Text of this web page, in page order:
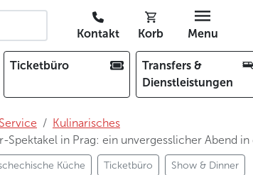
Kontakt Korb Menu
Ticketbüro
Transfers &
Dienstleistungen
Kulinarisches
in Prag: ein unvergesslicher Abend in
Küche Ticketbüro Show & Dinner